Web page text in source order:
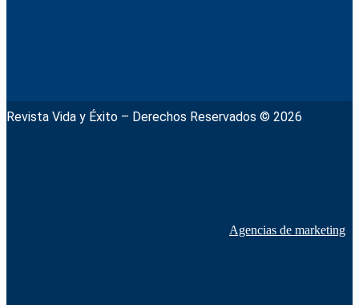
Revista Vida y Éxito – Derechos Reservados © 2026
Agencias de marketing